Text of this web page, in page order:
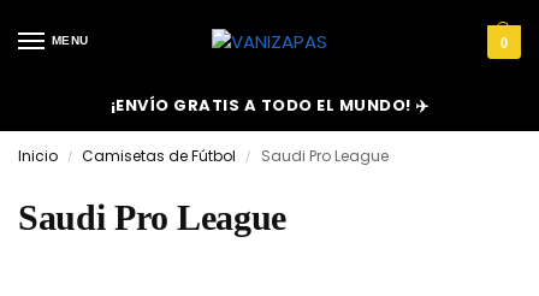
MENU 0
¡ENVÍO GRATIS A TODO EL MUNDO! ✈️
Inicio / Camisetas de Fútbol / Saudi Pro League
Saudi Pro League